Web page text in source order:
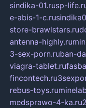
sindika-01.rusp-
e-abis-1-c.ru
store-brawlstars.ru
antenna-highly.ru
3-sex-porn.ruban-
viagra-tablet.ru
fincontech.ru
rebus-toys.ru
medsprawo-4-ka.ru